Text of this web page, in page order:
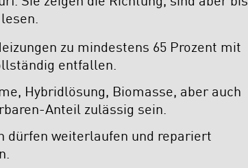
zu mindestens 65 Prozent mit
entfallen.
Hybridlösung, Biomasse, aber auch
Anteil zulässig sein.
dürfen weiterlaufen und repariert